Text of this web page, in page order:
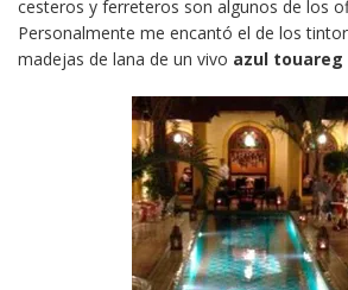
cesteros y ferreteros son algunos de los
Personalmente me encantó el de los
madejas de lana de un vivo azul touareg